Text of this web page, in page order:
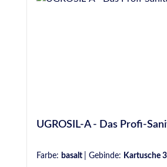
UGROSIL-A - Das Profi-
Farbe: basalt Gebinde: Kartusche